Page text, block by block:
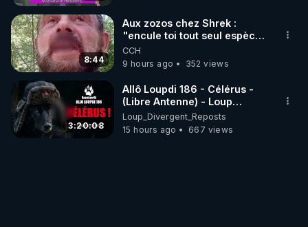
8:44
Aux zozos chez Shrek :
"encule toi tout seul espèce
de mal polish"
CCH
9 hours ago
352 views
3:20:08
Allô Loupdi 186 - Célérus -
(Libre Antenne) - Loup
Divergent 2026.08.06
Loup_Divergent_Reposts
15 hours ago
667 views